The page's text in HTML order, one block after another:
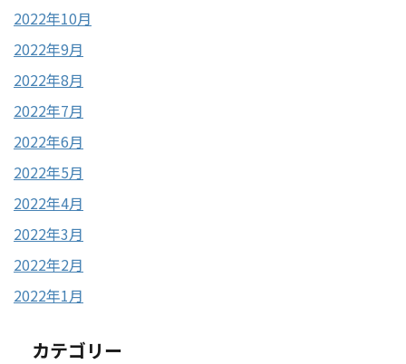
2022年10月
2022年9月
2022年8月
2022年7月
2022年6月
2022年5月
2022年4月
2022年3月
2022年2月
2022年1月
カテゴリー